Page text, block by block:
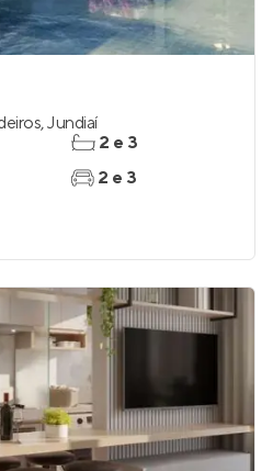
,Jundiaí
2 e 3
2 e 3